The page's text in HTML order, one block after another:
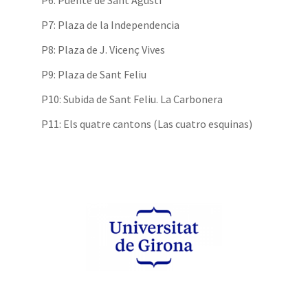
P7: Plaza de la Independencia
P8: Plaza de J. Vicenç Vives
P9: Plaza de Sant Feliu
P10: Subida de Sant Feliu. La Carbonera
P11: Els quatre cantons (Las cuatro esquinas)